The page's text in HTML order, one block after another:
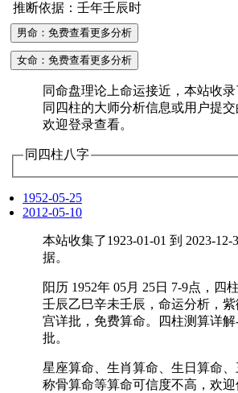
推断依据：壬年壬辰时
男命：免费查看更多分析
女命：免费查看更多分析
同命盘理论上命运接近，本站收
同四柱的大师分析信息或用户提交
欢迎登录查看。
同四柱八字
1952-05-25
2012-05-10
本站收集了1923-01-01 到 2023-12-
据。
阳历 1952年 05月 25日 7-9点，四
壬辰乙巳辛未壬辰，命运分析，
宫详批，免费算命。四柱测算详
批。
星座算命、生肖算命、生日算命、
称骨算命等算命可信度不高，欢